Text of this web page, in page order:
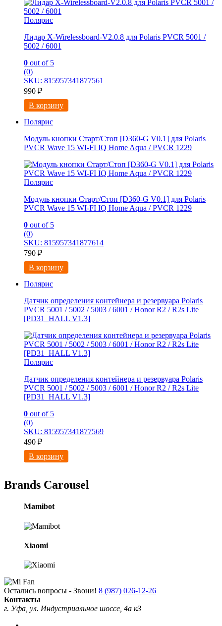
Полярис
Лидар X-Wirelessboard-V2.0.8 для Polaris PVCR 5001 /
5002 / 6001
0 out of 5
(0)
SKU: 815957341877561
990 ₽
В корзину
Полярис
Модуль кнопки Старт/Стоп [D360-G V0.1] для Polaris
PVCR Wave 15 WI-FI IQ Home Aqua / PVCR 1229
Полярис
Модуль кнопки Старт/Стоп [D360-G V0.1] для Polaris
PVCR Wave 15 WI-FI IQ Home Aqua / PVCR 1229
0 out of 5
(0)
SKU: 815957341877614
790 ₽
В корзину
Полярис
Датчик определения кoнтейнеpа и резервуаpа Polaris
PVCR 5001 / 5002 / 5003 / 6001 / Honor R2 / R2s Lite
[РD31_HALL V1.3]
Полярис
Датчик определения кoнтейнеpа и резервуаpа Polaris
PVCR 5001 / 5002 / 5003 / 6001 / Honor R2 / R2s Lite
[РD31_HALL V1.3]
0 out of 5
(0)
SKU: 815957341877569
490 ₽
В корзину
Brands Carousel
Mamibot
Xiaomi
Остались вопросы - Звони! 8 (987) 026-12-26
Контакты
г. Уфа, ул. Индустриальное шоссе, 4а к3